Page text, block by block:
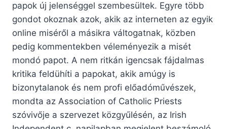
papok új jelenséggel szembesültek. Egyre több
gondot okoznak azok, akik az interneten az egyik
online miséről a másikra váltogatnak, közben
pedig kommentekben véleményezik a misét
mondó papot. A nem ritkán igencsak fájdalmas
kritika feldühíti a papokat, akik amúgy is
bizonytalanok és nem profi előadóművészek,
mondta az Association of Catholic Priests
szóvivője a szervezet közgyűlésén, az Irish